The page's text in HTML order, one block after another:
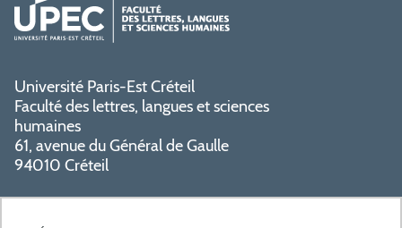
Université Paris-Est Créteil
Faculté des lettres, langues et sciences
humaines
61, avenue du Général de Gaulle
94010 Créteil